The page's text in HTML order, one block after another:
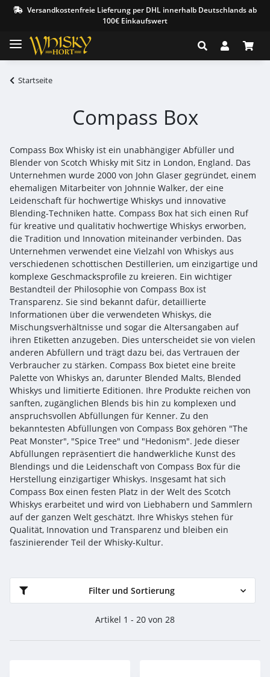
Versandkostenfreie Lieferung per DHL innerhalb Deutschlands ab
100€ Einkaufswert
Startseite
Compass Box
Compass Box Whisky ist ein unabhängiger Abfüller und
Blender von Scotch Whisky mit Sitz in London, England. Das
Unternehmen wurde 2000 von John Glaser gegründet, einem
ehemaligen Mitarbeiter von Johnnie Walker, der eine
Leidenschaft für hochwertige Whiskys und innovative
Blending-Techniken hatte. Compass Box hat sich einen Ruf
für kreative und qualitativ hochwertige Whiskys erworben,
die Tradition und Innovation miteinander verbinden. Das
Unternehmen verwendet eine Vielzahl von Whiskys aus
verschiedenen schottischen Destillerien, um einzigartige und
komplexe Geschmacksprofile zu kreieren. Ein wichtiger
Bestandteil der Philosophie von Compass Box ist
Transparenz. Sie sind bekannt dafür, detaillierte
Informationen über die verwendeten Whiskys, die
Mischungsverhältnisse und sogar die Altersangaben auf
ihren Etiketten anzugeben. Dies unterscheidet sie von vielen
anderen Abfüllern und trägt dazu bei, das Vertrauen der
Verbraucher zu stärken. Compass Box bietet eine breite
Palette von Whiskys an, darunter Blended Malts, Blended
Whiskys und limitierte Editionen. Ihre Produkte reichen von
sanften, zugänglichen Blends bis hin zu komplexen und
anspruchsvollen Abfüllungen für Kenner. Zu den
bekanntesten Abfüllungen von Compass Box gehören "The
Peat Monster", "Spice Tree" und "Hedonism". Jede dieser
Abfüllungen repräsentiert die handwerkliche Kunst des
Blendings und die Leidenschaft von Compass Box für die
Herstellung einzigartiger Whiskys. Insgesamt hat sich
Compass Box einen festen Platz in der Welt des Scotch
Whiskys erarbeitet und wird von Liebhabern und Sammlern
auf der ganzen Welt geschätzt. Ihre Whiskys stehen für
Qualität, Innovation und Transparenz und bleiben ein
faszinierender Teil der Whisky-Kultur.
Filter und Sortierung
Artikel 1 - 20 von 28